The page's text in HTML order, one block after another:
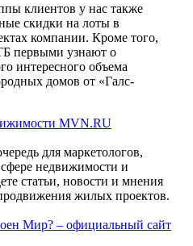
клиентов у нас также
скидки на лоты в
компании. Кроме того,
первыми узнают о
интересного объема
домов от «Галс-
MVN.RU
для маркетологов,
недвижимости и
статьи, новости и мнения
жилых проектов.
Мир? – официальный сайт